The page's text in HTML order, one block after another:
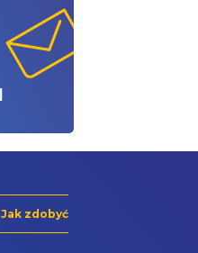
Jak zdobyć